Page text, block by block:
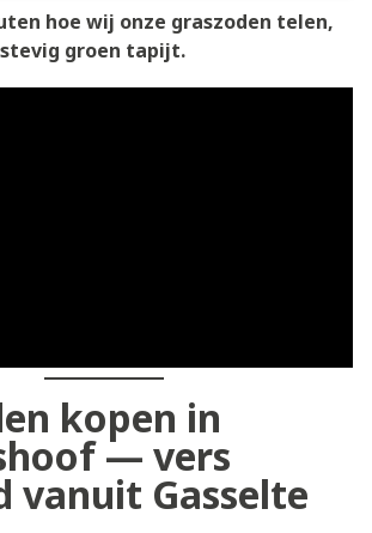
hoe wij onze graszoden telen,
groen tapijt.
kopen in
— vers
vanuit Gasselte